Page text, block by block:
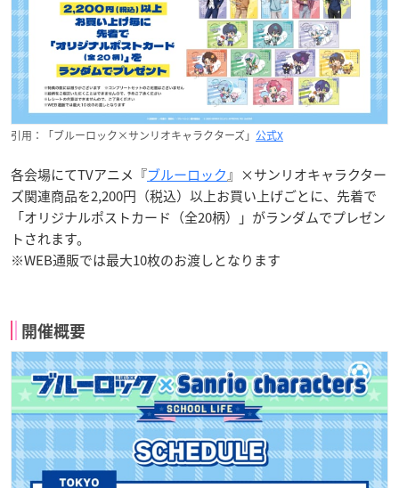
引用：「ブルーロック×サンリオキャラクターズ」 公式X
各会場にてTVアニメ『ブルーロック』×サンリオキャラクター
ズ関連商品を2,200円（税込）以上お買い上げごとに、先着で
「オリジナルポストカード（全20柄）」がランダムでプレゼン
トされます。
※WEB通販では最大10枚のお渡しとなります
開催概要